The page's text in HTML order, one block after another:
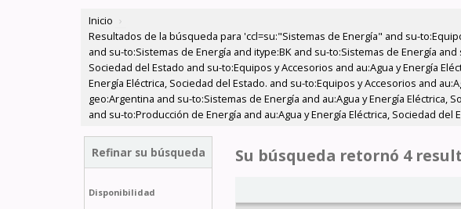
Inicio ›
Resultados de la búsqueda para 'ccl=su:"Sistemas de Energía" and su-
and su-to:Sistemas de Energía and itype:BK and su-to:Sistemas de Energía
Sociedad del Estado and su-to:Equipos y Accesorios and au:Agua y Energía
Energía Eléctrica, Sociedad del Estado. and su-to:Equipos y Accesorios and
geo:Argentina and su-to:Sistemas de Energía and au:Agua y Energía Eléctrica,
and su-to:Producción de Energía and au:Agua y Energía Eléctrica, Sociedad del
Refinar su búsqueda
Disponibilidad
Su búsqueda retornó 4